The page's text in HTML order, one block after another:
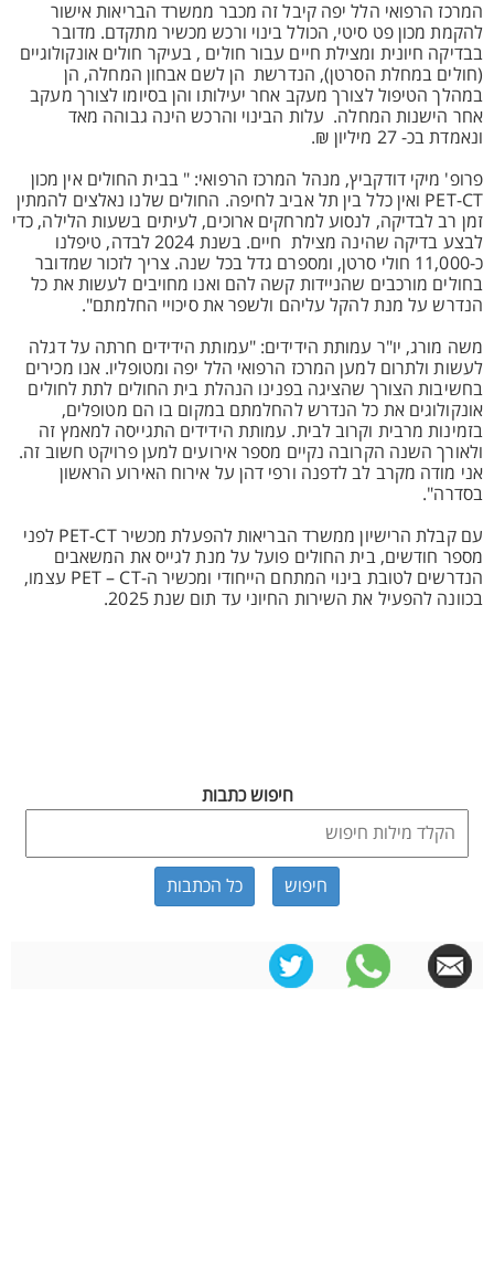
המרכז הרפואי הלל יפה קיבל זה מכבר ממשרד הבריאות אישור
להקמת מכון פט סיטי, הכולל בינוי ורכש מכשיר מתקדם. מדובר
בבדיקה חיונית ומצילת חיים עבור חולים , בעיקר חולים אונקולוגיים
(חולים במחלת הסרטן), הנדרשת הן לשם אבחון המחלה, הן
במהלך הטיפול לצורך מעקב אחר יעילותו והן בסיומו לצורך מעקב
אחר הישנות המחלה. עלות הבינוי והרכש הינה גבוהה מאד
ונאמדת בכ- 27 מיליון ₪.
פרופ' מיקי דודקביץ, מנהל המרכז הרפואי: " בבית החולים אין מכון
PET-CT ואין כלל בין תל אביב לחיפה. החולים שלנו נאלצים להמתין
זמן רב לבדיקה, לנסוע למרחקים ארוכים, לעיתים בשעות הלילה, כדי
לבצע בדיקה שהינה מצילת חיים. בשנת 2024 לבדה, טיפלנו
כ-11,000 חולי סרטן, ומספרם גדל בכל שנה. צריך לזכור שמדובר
בחולים מורכבים שהניידות קשה להם ואנו מחויבים לעשות את כל
הנדרש על מנת להקל עליהם ולשפר את סיכויי החלמתם".
משה מורג, יו"ר עמותת הידידים: "עמותת הידידים חרתה על דגלה
לעשות ולתרום למען המרכז הרפואי הלל יפה ומטופליו. אנו מכירים
בחשיבות הצורך שהציגה בפנינו הנהלת בית החולים לתת לחולים
אונקולוגים את כל הנדרש להחלמתם במקום בו הם מטופלים,
בזמינות מרבית וקרוב לבית. עמותת הידידים התגייסה למאמץ זה
ולאורך השנה הקרובה נקיים מספר אירועים למען פרויקט חשוב זה.
אני מודה מקרב לב לדפנה ורפי דהן על אירוח האירוע הראשון
בסדרה".
עם קבלת הרישיון ממשרד הבריאות להפעלת מכשיר PET-CT לפני
מספר חודשים, בית החולים פועל על מנת לגייס את המשאבים
הנדרשים לטובת בינוי המתחם הייחודי ומכשיר ה-PET – CT עצמו,
בכוונה להפעיל את השירות החיוני עד תום שנת 2025.
חיפוש כתבות
כל הכתבות